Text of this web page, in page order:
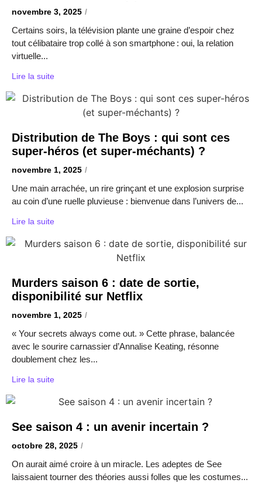
novembre 3, 2025 /
Certains soirs, la télévision plante une graine d’espoir chez
tout célibataire trop collé à son smartphone : oui, la relation
virtuelle...
Lire la suite
Distribution de The Boys : qui sont ces
super-héros (et super-méchants) ?
novembre 1, 2025 /
Une main arrachée, un rire grinçant et une explosion surprise
au coin d’une ruelle pluvieuse : bienvenue dans l’univers de...
Lire la suite
Murders saison 6 : date de sortie,
disponibilité sur Netflix
novembre 1, 2025 /
« Your secrets always come out. » Cette phrase, balancée
avec le sourire carnassier d’Annalise Keating, résonne
doublement chez les...
Lire la suite
See saison 4 : un avenir incertain ?
octobre 28, 2025 /
On aurait aimé croire à un miracle. Les adeptes de See
laissaient tourner des théories aussi folles que les costumes...